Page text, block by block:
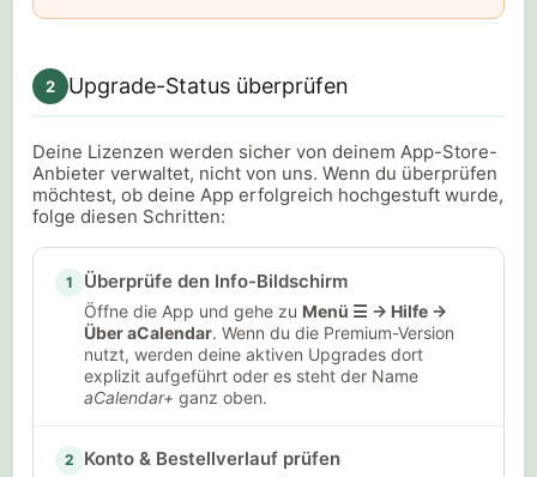
2 Upgrade-Status überprüfen
Deine Lizenzen werden sicher von deinem App-Store-
Anbieter verwaltet, nicht von uns. Wenn du überprüfen
möchtest, ob deine App erfolgreich hochgestuft wurde,
folge diesen Schritten:
1 Überprüfe den Info-Bildschirm
Öffne die App und gehe zu Menü ☰ → Hilfe →
Über aCalendar. Wenn du die Premium-Version
nutzt, werden deine aktiven Upgrades dort
explizit aufgeführt oder es steht der Name
aCalendar+ ganz oben.
2 Konto & Bestellverlauf prüfen